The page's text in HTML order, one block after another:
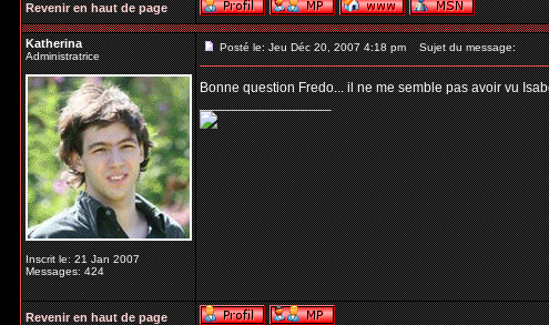
Revenir en haut de page
Katherina
Administratrice
Inscrit le: 21 Jan 2007
Messages: 424
Posté le: Jeu Déc 20, 2007 4:18 pm Sujet du message:
Bonne question Fredo... il ne me semble pas avoir vu
_________________
Revenir en haut de page